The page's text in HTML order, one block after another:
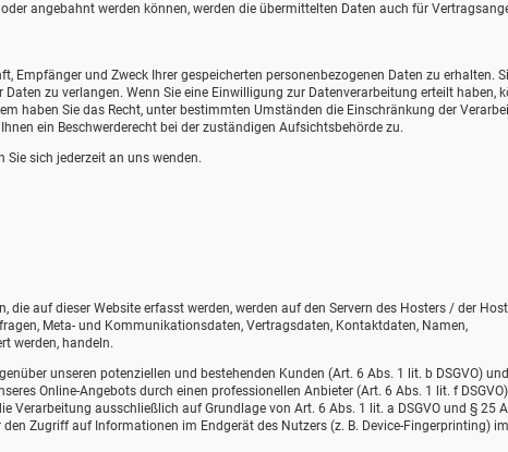
angebahnt werden können, werden die übermittelten Daten auch für
Empfänger und Zweck Ihrer gespeicherten personenbezogenen Daten zu erhalten.
zu verlangen. Wenn Sie eine Einwilligung zur Datenverarbeitung erteilt haben,
haben Sie das Recht, unter bestimmten Umständen die Einschränkung der
ein Beschwerderecht bei der zuständigen Aufsichtsbehörde zu.
Sie sich jederzeit an uns wenden.
die auf dieser Website erfasst werden, werden auf den Servern des Hosters / der
Meta- und Kommunikationsdaten, Vertragsdaten, Kontaktdaten, Namen,
werden, handeln.
unseren potenziellen und bestehenden Kunden (Art. 6 Abs. 1 lit. b DSGVO)
Online-Angebots durch einen professionellen Anbieter (Art. 6 Abs. 1 lit. f
Verarbeitung ausschließlich auf Grundlage von Art. 6 Abs. 1 lit. a DSGVO und § 25
Zugriff auf Informationen im Endgerät des Nutzers (z. B. Device-Fingerprinting)